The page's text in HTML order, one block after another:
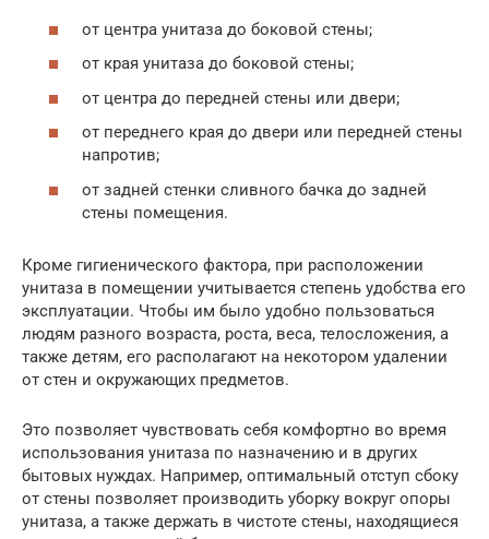
от центра унитаза до боковой стены;
от края унитаза до боковой стены;
от центра до передней стены или двери;
от переднего края до двери или передней стены
напротив;
от задней стенки сливного бачка до задней
стены помещения.
Кроме гигиенического фактора, при расположении
унитаза в помещении учитывается степень удобства его
эксплуатации. Чтобы им было удобно пользоваться
людям разного возраста, роста, веса, телосложения, а
также детям, его располагают на некотором удалении
от стен и окружающих предметов.
Это позволяет чувствовать себя комфортно во время
использования унитаза по назначению и в других
бытовых нуждах. Например, оптимальный отступ сбоку
от стены позволяет производить уборку вокруг опоры
унитаза, а также держать в чистоте стены, находящиеся